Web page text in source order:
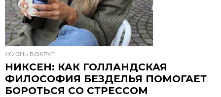
ЖИЗНЬ ВОКРУГ
НИКСЕН: КАК ГОЛЛАНДСКАЯ
ФИЛОСОФИЯ БЕЗДЕЛЬЯ ПОМОГАЕТ
БОРОТЬСЯ СО СТРЕССОМ